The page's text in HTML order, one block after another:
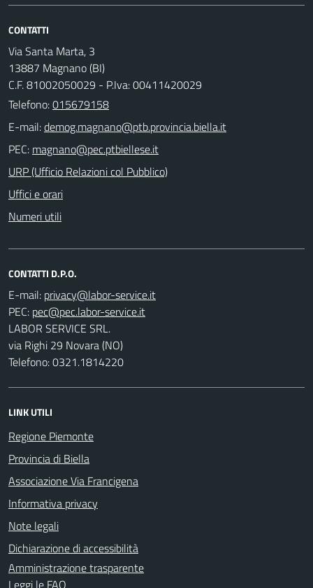
CONTATTI
Via Santa Marta, 3
13887 Magnano (BI)
C.F. 81002050029 - P.Iva: 00411420029
Telefono:015679158
E-mail:
PEC:
URP (Ufficio Relazioni col Pubblico)
Uffici e orari
Numeri utili
CONTATTI D.P.O.
E-mail:
PEC:
LABOR SERVICE SRL.
via Righi 29 Novara (NO)
Telefono: 0321.1814220
LINK UTILI
Regione Piemonte
Provincia di Biella
Associazione Via Francigena
Informativa privacy
Note legali
Dichiarazione di accessibilità
Amministrazione trasparente
Leggi le FAQ